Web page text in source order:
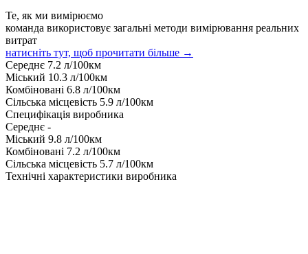
Те, як ми вимірюємо
команда використовує загальні методи вимірювання реальних
витрат
натисніть тут, щоб прочитати більше →
Середнє 7.2 л/100км
Міський 10.3 л/100км
Комбіновані 6.8 л/100км
Сільська місцевість 5.9 л/100км
Специфікація виробника
Середнє -
Міський 9.8 л/100км
Комбіновані 7.2 л/100км
Сільська місцевість 5.7 л/100км
Технічні характеристики виробника